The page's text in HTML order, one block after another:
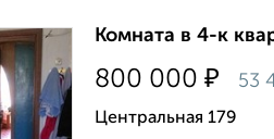
Комната в 4-к
800 000 ₽ 53
Центральная 179